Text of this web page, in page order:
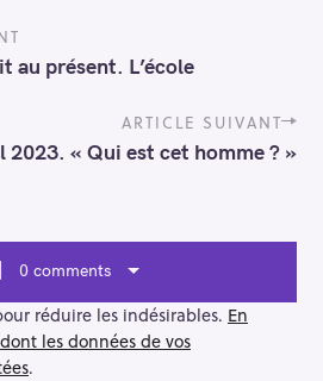
au présent. L’école
ARTICLE SUIVANT
2023. « Qui est cet homme ? »
0 comments
réduire les indésirables. En
les données de vos
.